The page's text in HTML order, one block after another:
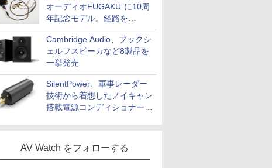
オーディオFUGAKU”に10周
年記念モデル。経路を
NISHIKIで統一。400万円
Cambridge Audio、ブックシ
ェルフスピーカなど8製品を
一挙発売
SilentPower、軍事レーダー
技術から着想したノイキャン
搭載電源コンディショナー
AV Watch をフォローする